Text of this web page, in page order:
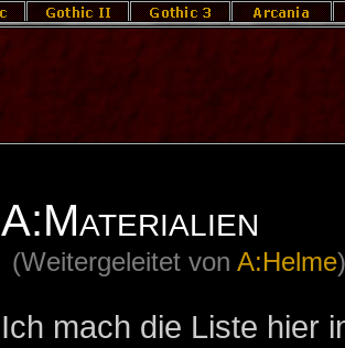
A:Materialien
(Weitergeleitet vonA:Helme
Ich mach die Liste hier